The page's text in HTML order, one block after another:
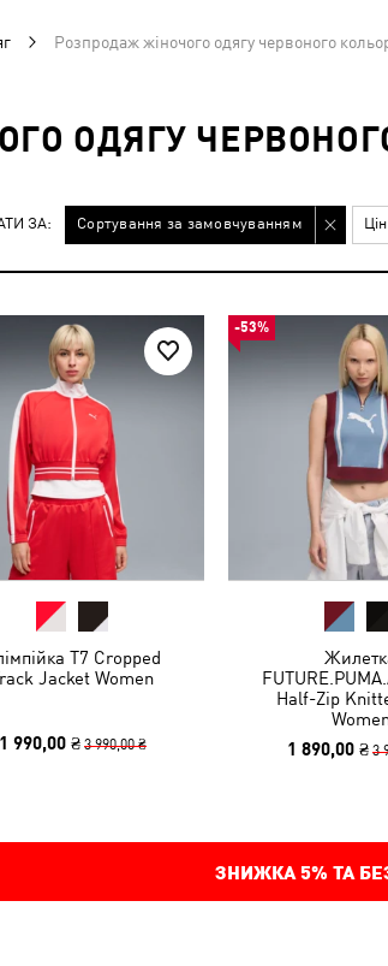
Розпродаж жіночого одягу червоного
ОДЯГУ
ЗА: Сортування за замовчуванням
T7 Cropped
Jacket Women
1 990,00 ₴ 3 990,00 ₴
-53%
Half-Zip
1 890,00 ₴ 3
ЗНИЖКА 5% ТА